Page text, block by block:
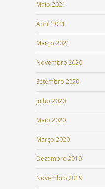
Maio 2021
Abril 2021
Março 2021
Novembro 2020
Setembro 2020
Julho 2020
Maio 2020
Março 2020
Dezembro 2019
Novembro 2019